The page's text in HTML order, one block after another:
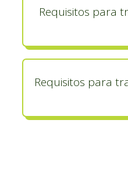
Requisitos para
Requisitos para